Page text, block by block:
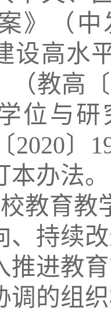
》（中
设高水
（教高 〔
位与
〔2020〕
办法。
教育教
、持续
推进教
调的组